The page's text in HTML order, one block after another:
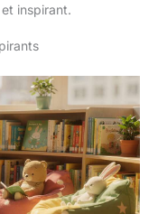
inspirant.